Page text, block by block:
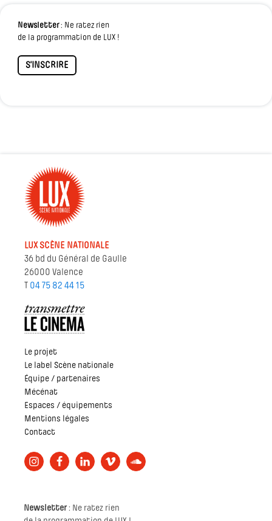
Newsletter: Ne ratez rien
de la programmation de LUX !
S'INSCRIRE
LUX SCÈNE NATIONALE
36 bd du Général de Gaulle
26000 Valence
T 04 75 82 44 15
Le projet
Le label Scène nationale
Équipe / partenaires
Mécénat
Espaces / équipements
Mentions légales
Contact
Newsletter: Ne ratez rien